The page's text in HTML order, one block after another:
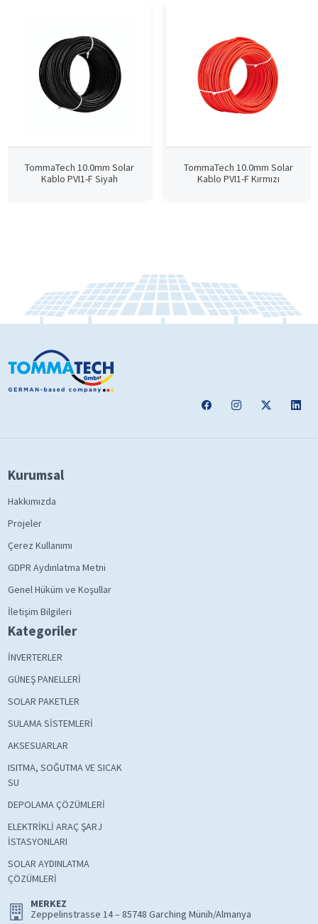
TommaTech 10.0mm Solar
Kablo PVI1-F Siyah
TommaTech 10.0mm Solar
Kablo PVI1-F Kırmızı
Kurumsal
Hakkımızda
Projeler
Çerez Kullanımı
GDPR Aydınlatma Metni
Genel Hüküm ve Koşullar
İletişim Bilgileri
Kategoriler
İNVERTERLER
GÜNEŞ PANELLERİ
SOLAR PAKETLER
SULAMA SİSTEMLERİ
AKSESUARLAR
ISITMA, SOĞUTMA VE SICAK
SU
DEPOLAMA ÇÖZÜMLERİ
ELEKTRİKLİ ARAÇ ŞARJ
İSTASYONLARI
SOLAR AYDINLATMA
ÇÖZÜMLERİ
MERKEZ
Zeppelinstrasse 14 – 85748 Garching Münih/Almanya